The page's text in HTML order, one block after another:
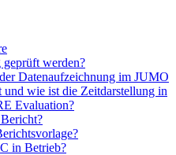
geprüft werden?
Datenaufzeichnung im JUMO
wie ist die Zeitdarstellung in
Evaluation?
in Betrieb?